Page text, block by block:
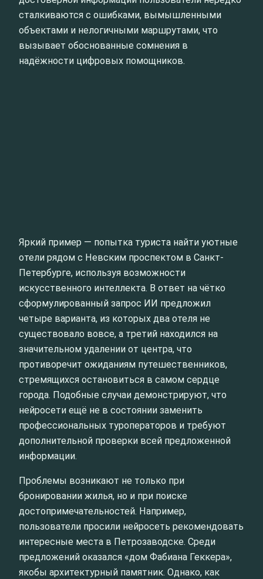
сталкиваются с ошибками, вымышленными
объектами и нелогичными маршрутами, что
вызывает обоснованные сомнения в
надёжности цифровых помощников.
Яркий пример — попытка туриста найти уютные
отели рядом с Невским проспектом в Санкт-
Петербурге, используя возможности
искусственного интеллекта. В ответ на чётко
сформулированный запрос ИИ предложил
четыре варианта, из которых два отеля не
существовало вовсе, а третий находился на
значительном удалении от центра, что
противоречит ожиданиям путешественников,
стремящихся остановиться в самом сердце
города. Подобные случаи демонстрируют, что
нейросети ещё не в состоянии заменить
профессиональных туроператоров и требуют
дополнительной проверки всей предложенной
информации.
Проблемы возникают не только при
бронировании жилья, но и при поиске
достопримечательностей. Например,
пользователи просили нейросеть рекомендовать
интересные места в Петрозаводске. Среди
предложений оказался «дом Фабиана Геккера»,
якобы архитектурный памятник. Однако, как